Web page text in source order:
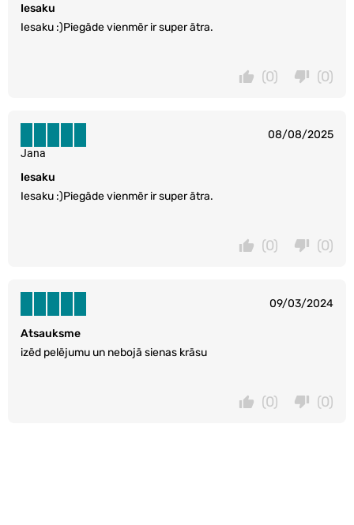
Iesaku
Iesaku :)Piegāde vienmēr ir super ātra.
(0)
(0)
08/08/2025
Iesaku
Iesaku :)Piegāde vienmēr ir super ātra.
Jana
(0)
(0)
09/03/2024
Atsauksme
izēd pelējumu un nebojā sienas krāsu
(0)
(0)